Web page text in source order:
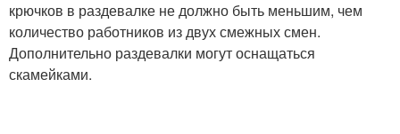
крючков в раздевалке не должно быть меньшим, чем
количество работников из двух смежных смен.
Дополнительно раздевалки могут оснащаться
скамейками.